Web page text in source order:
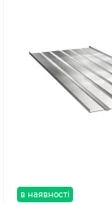
в наявності